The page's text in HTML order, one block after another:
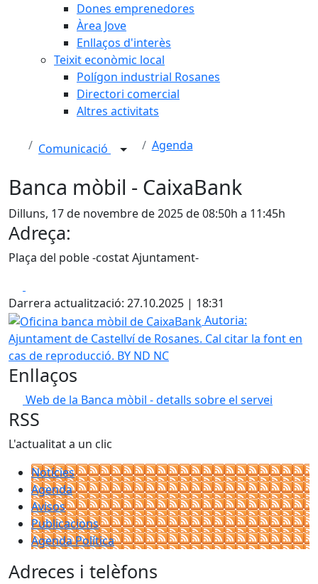
Dones emprenedores
Àrea Jove
Enllaços d'interès
Teixit econòmic local
Polígon industrial Rosanes
Directori comercial
Altres activitats
Comunicació Agenda
Banca mòbil - CaixaBank
Dilluns, 17 de novembre de 2025 de 08:50h a 11:45h
Adreça:
Plaça del poble -costat Ajuntament-
Darrera actualització: 27.10.2025 | 18:31
Oficina banca mòbil de CaixaBank
Autoria:
Ajuntament de Castellví de Rosanes. Cal citar la font en
cas de reproducció. BY ND NC
Enllaços
Web de la Banca mòbil - detalls sobre el servei
RSS
L'actualitat a un clic
Notícies
Agenda
Avisos
Publicacions
Agenda Política
Adreces i telèfons